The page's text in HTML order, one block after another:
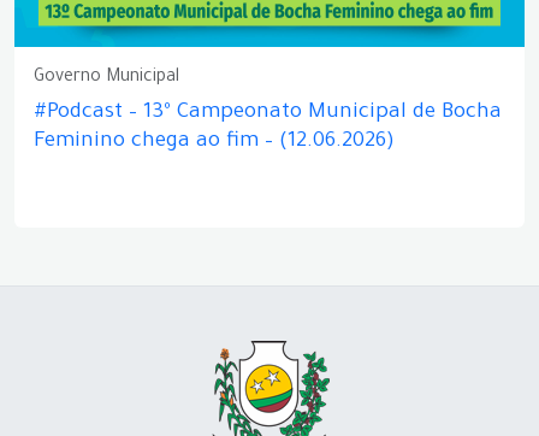
Governo Municipal
#Podcast – 13º Campeonato Municipal de Bocha
Feminino chega ao fim – (12.06.2026)